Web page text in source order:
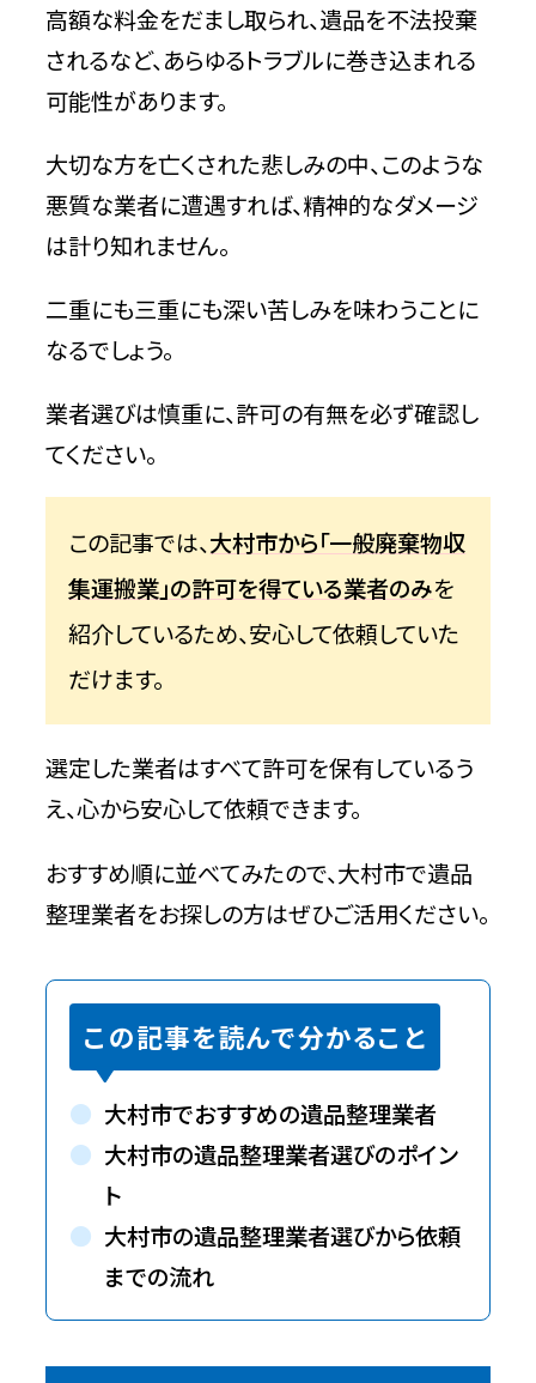
高額な料金をだまし取られ、遺品を不法投棄
されるなど、あらゆるトラブルに巻き込まれる
可能性があります。
大切な方を亡くされた悲しみの中、このような
悪質な業者に遭遇すれば、精神的なダメージ
は計り知れません。
二重にも三重にも深い苦しみを味わうことに
なるでしょう。
業者選びは慎重に、許可の有無を必ず確認し
てください。
この記事では、大村市から「一般廃棄物収
集運搬業」の許可を得ている業者のみを
紹介しているため、安心して依頼していた
だけます。
選定した業者はすべて許可を保有しているう
え、心から安心して依頼できます。
おすすめ順に並べてみたので、大村市で遺品
整理業者をお探しの方はぜひご活用ください。
この記事を読んで分かること
大村市でおすすめの遺品整理業者
大村市の遺品整理業者選びのポイン
ト
大村市の遺品整理業者選びから依頼
までの流れ